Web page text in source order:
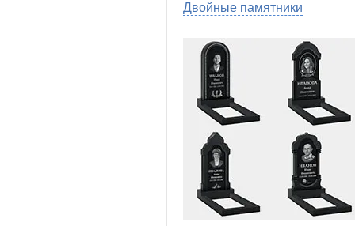
Двойные памятники